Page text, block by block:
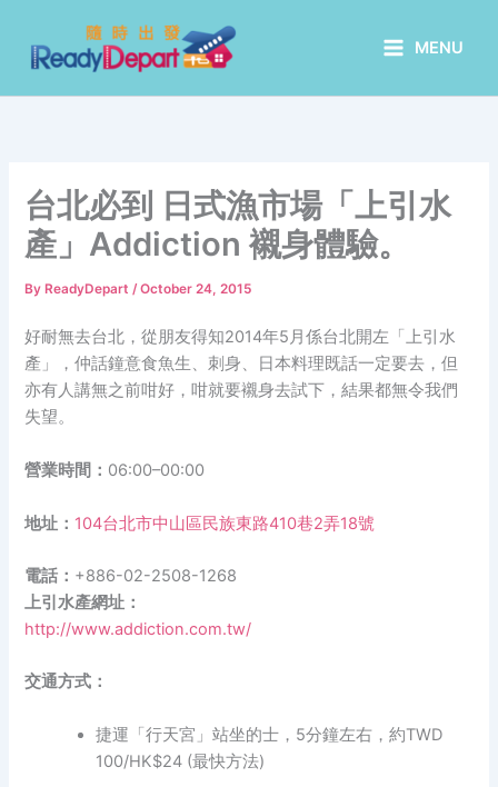
content
MENU
台北必到 日式漁市場「上引水
產」Addiction 襯身體驗。
By ReadyDepart/October 24, 2015
好耐無去台北，從朋友得知2014年5月係台北開左「上引水
產」，仲話鐘意食魚生、刺身、日本料理既話一定要去，但
亦有人講無之前咁好，咁就要襯身去試下，結果都無令我們
失望。
營業時間： 06:00–00:00
地址： 104台北市中山區民族東路410巷2弄18號
電話： +886-02-2508-1268
上引水產網址：
http://www.addiction.com.tw/
交通方式：
捷運「行天宮」站坐的士，5分鐘左右，約TWD
100/HK$24 (最快方法)